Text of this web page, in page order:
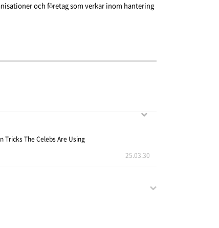
och företag som verkar inom hantering
Tricks The Celebs Are Using
25.03.30